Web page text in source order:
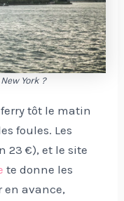
York ?
tôt le matin
foules. Les
23 €), et le site
te donne les
en avance,